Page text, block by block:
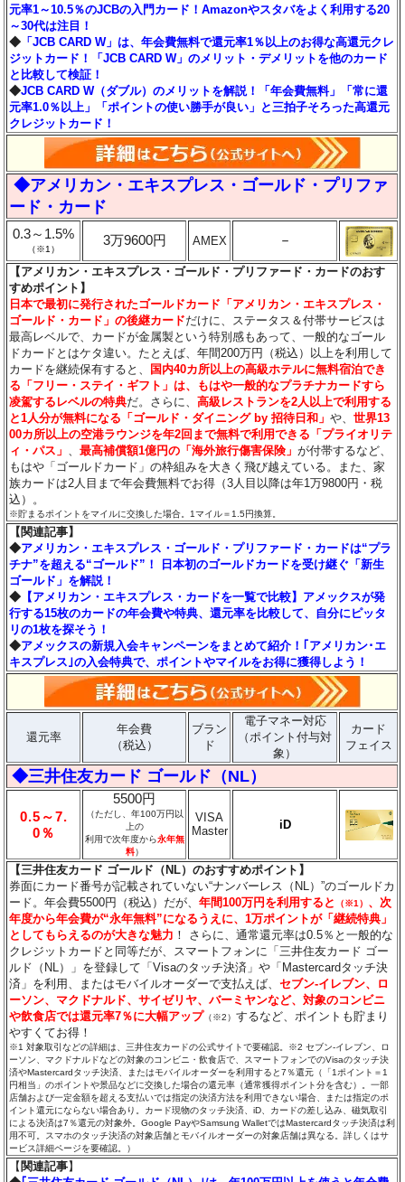
元率1～10.5％のJCBの入門カード！Amazonやスタバをよく利用する20
～30代は注目！
◆ 「JCB CARD W」は、年会費無料で還元率1％以上のお得な高還元クレ
ジットカード！「JCB CARD W」のメリット・デメリットを他のカード
と比較して検証！
◆JCB CARD W（ダブル）のメリットを解説！「年会費無料」「常に還
元率1.0％以上」「ポイントの使い勝手が良い」と三拍子そろった高還元
クレジットカード！
◆アメリカン・エキスプレス・ゴールド・プリファ
ード・カード
0.3～1.5%
（※1）
3万9600円 AMEX －
【アメリカン・エキスプレス・ゴールド・プリファード・カードのおす
すめポイント】
日本で最初に発行されたゴールドカード「アメリカン・エキスプレス・
ゴールド・カード」の後継カードだけに、ステータス＆付帯サービスは
最高レベルで、カードが金属製という特別感もあって、一般的なゴール
ドカードとはケタ違い。たとえば、年間200万円（税込）以上を利用して
カードを継続保有すると、
国内40カ所以上の高級ホテルに無料宿泊でき
る「フリー・ステイ・ギフト」は、もはや一般的なプラチナカードすら
凌駕するレベルの特典だ。さらに、高級レストランを2人以上で利用する
と1人分が無料になる「ゴールド・ダイニング by 招待日和」や、世界13
00カ所以上の空港ラウンジを年2回まで無料で利用できる「プライオリテ
ィ・パス」 、最高補償額1億円の「海外旅行傷害保険」が付帯するなど、
もはや「ゴールドカード」の枠組みを大きく飛び越えている。また、家
族カードは2人目まで年会費無料でお得（3人目以降は年1万9800円・税
込）。
※貯まるポイントをマイルに交換した場合。1マイル＝1.5円換算。
【関連記事】
◆アメリカン・エキスプレス・ゴールド・プリファード・カードは“プラ
チナ”を超える“ゴールド”！ 日本初のゴールドカードを受け継ぐ「新生
ゴールド」を解説！
◆ 【アメリカン・エキスプレス・カードを一覧で比較】アメックスが発
行する15枚のカードの年会費や特典、還元率を比較して、自分にピッタ
リの1枚を探そう！
◆アメックスの新規入会キャンペーンをまとめて紹介！｢アメリカン･エ
キスプレス｣の入会特典で、ポイントやマイルをお得に獲得しよう！
還元率
年会費
（税込）
ブラン
ド
電子マネー対応
（ポイント付与対
象）
カード
フェイス
◆三井住友カード ゴールド（NL）
0.5～7.
0％
5500円
（ただし、年100万円以
上の
利用で次年度から永年無
料）
VISA
Master
iD
【三井住友カード ゴールド（NL）のおすすめポイント】
券面にカード番号が記載されていない“ナンバーレス（NL）”のゴールドカ
ード。年会費5500円（税込）だが、年間100万円を利用すると （※1） 、次
年度から年会費が“永年無料”になるうえに、1万ポイントが「継続特典」
としてもらえるのが大きな魅力 ！ さらに、通常還元率は0.5％と一般的な
クレジットカードと同等だが、スマートフォンに「三井住友カード ゴー
ルド（NL）」を登録して「Visaのタッチ決済」や「Mastercardタッチ決
済」を利用、またはモバイルオーダーで支払えば、セブン‐イレブン、ロ
ーソン、マクドナルド、サイゼリヤ、バーミヤンなど、対象のコンビニ
や飲食店では還元率7％に大幅アップ （※2）するなど、ポイントも貯まり
やすくてお得！
※1 対象取引などの詳細は、三井住友カードの公式サイトで要確認。※2 セブン‐イレブン、ロ
ーソン、マクドナルドなどの対象のコンビニ・飲食店で、スマートフォンでのVisaのタッチ決
済やMastercardタッチ決済、またはモバイルオーダーを利用すると7％還元（「1ポイント＝1
円相当」のポイントや景品などに交換した場合の還元率（通常獲得ポイント分を含む）。一部
店舗および一定金額を超える支払いでは指定の決済方法を利用できない場合、または指定のポ
イント還元にならない場合あり。カード現物のタッチ決済、iD、カードの差し込み、磁気取引
による決済は7％還元の対象外。Google PayやSamsung WalletではMastercardタッチ決済は利
用不可。スマホのタッチ決済の対象店舗とモバイルオーダーの対象店舗は異なる。詳しくはサ
ービス詳細ページを要確認。）
【 関連記事】